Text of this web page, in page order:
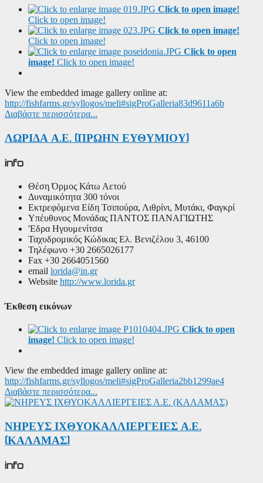
Click to open image!
Click to open image!
Click to open image!
Click to open image!
Click to open
image! Click to open image!
View the embedded image gallery online at:
http://fishfarms.gr/syllogos/meli#sigProGalleria83d9611a6b
Διαβάστε περισσότερα...
ΛΩΡΙΔΑ Α.Ε. (ΠΡΩΗΝ ΕΥΘΥΜΙΟΥ)
info
Θέση Όρμος Κάτω Αετού
Δυναμικότητα 300 τόνοι
Εκτρεφόμενα Είδη Τσιπούρα, Λιθρίνι, Μυτάκι, Φαγκρί
Υπέυθυνος Μονάδας ΠΑΝΤΟΣ ΠΑΝΑΓΙΩΤΗΣ
'Εδρα Ηγουμενίτσα
Ταχυδρομικός Κώδικας Ελ. Βενιζέλου 3, 46100
Τηλέφωνο +30 2665026177
Fax +30 2664051560
email lorida@in.gr
Website http://www.lorida.gr
Έκθεση εικόνων
Click to open
image! Click to open image!
View the embedded image gallery online at:
http://fishfarms.gr/syllogos/meli#sigProGalleria2bb1299ae4
Διαβάστε περισσότερα...
ΝΗΡΕΥΣ ΙΧΘΥΟΚΑΛΛΙΕΡΓΕΙΕΣ Α.Ε.
(ΚΑΛΑΜΑΣ)
info